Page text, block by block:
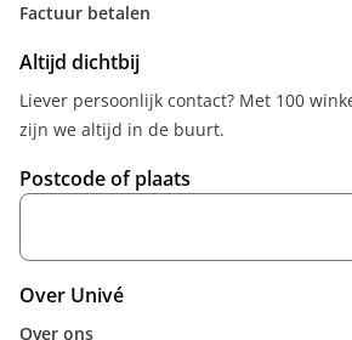
Factuur betalen
Altijd dichtbij
Liever persoonlijk contact? Met 100
zijn we altijd in de buurt.
Postcode of plaats
Over Univé
Over ons